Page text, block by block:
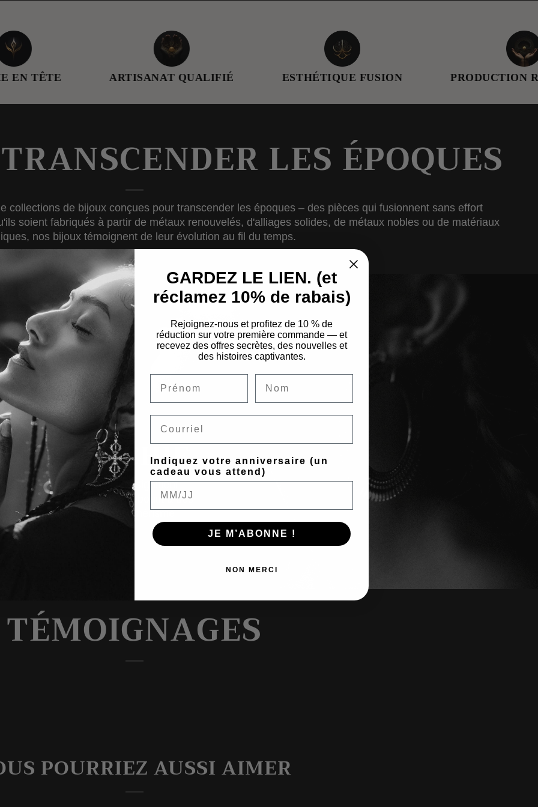
ARTISANAT QUALIFIÉ ESTHÉTIQUE FUSION PRODUCTION
LES ÉPOQUES
collections de bijoux conçues pour transcender les époques – des pièces qui fusionnent sans effort
soient fabriqués à partir de métaux renouvelés, d'alliages solides, de métaux nobles ou de matériaux
nos bijoux témoignent de leur évolution au fil du temps.
RÉFLÉCHIE
la réflexion. Les petits lots signifient
délibéré à petite échelle aboutit à des
dominante du consumérisme
TÉMOIGNAGES
POURRIEZ AUSSI AIMER
GARDEZ LE LIEN. (et
réclamez 10% de rabais)
Rejoignez-nous et profitez de 10 % de
réduction sur votre première commande — et
recevez des offres secrètes, des nouvelles et
des histoires captivantes.
Indiquez votre anniversaire (un
cadeau vous attend)
JE M’ABONNE !
NON MERCI